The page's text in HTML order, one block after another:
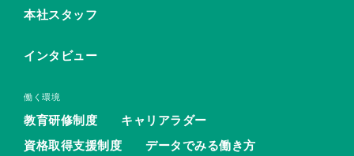
本社スタッフ
インタビュー
働く環境
教育研修制度
キャリアラダー
資格取得支援制度
データでみる働き方